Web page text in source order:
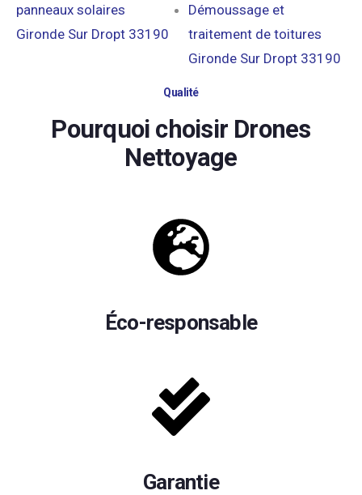
panneaux solaires
Gironde Sur Dropt 33190
Démoussage et
traitement de toitures
Gironde Sur Dropt 33190
Qualité
Pourquoi choisir Drones
Nettoyage
Éco-responsable
Garantie